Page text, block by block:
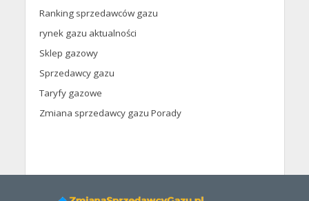
Ranking sprzedawców gazu
rynek gazu aktualności
Sklep gazowy
Sprzedawcy gazu
Taryfy gazowe
Zmiana sprzedawcy gazu Porady